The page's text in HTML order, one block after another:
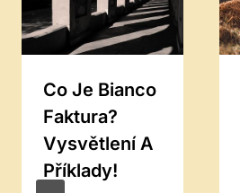
Co Je Bianco
Faktura?
Vysvětlení A
Příklady!